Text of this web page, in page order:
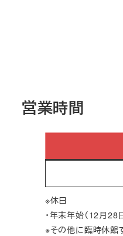
営業時間
※休日
・年末年始（12月28
※その他に臨時休館